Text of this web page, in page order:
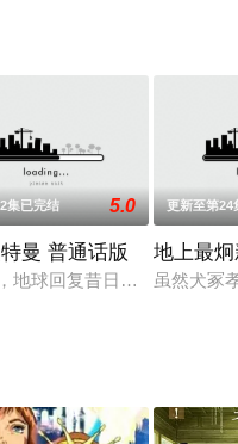
就上飘花影院，更多
么 第四季
礼,细谷佳正,赤崎千夏,千
集已完结 5.0
曼 普通话版
地球回复昔日的和平，但
更新至第24
地上最
虽然犬冢